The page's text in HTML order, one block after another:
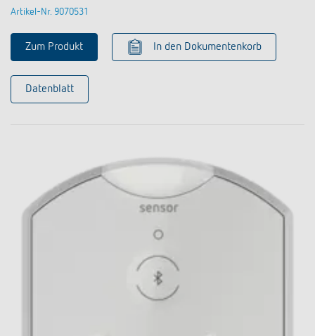
Artikel-Nr. 9070531
Zum Produkt In den Dokumentenkorb
Datenblatt